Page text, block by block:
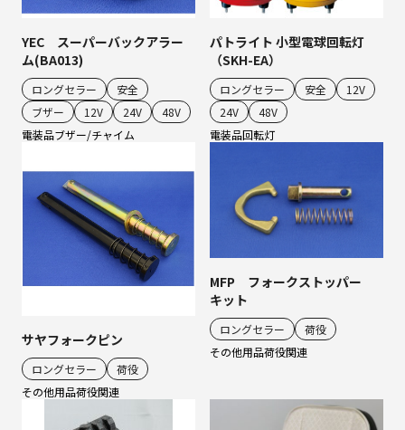
YEC スーパーバックアラー
ム(BA013)
ロングセラー
安全
ブザー
12V 24V
48V
電装品ブザー/チャイム
パトライト 小型電球回転灯
（SKH-EA）
ロングセラー 安全
12V
24V
48V
電装品回転灯
サヤフォークピン
ロングセラー
荷役
その他用品荷役関連
MFP フォークストッパー
キット
ロングセラー
荷役
その他用品荷役関連